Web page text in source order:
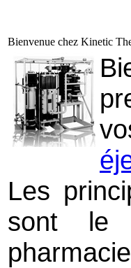
Bienvenue chez Kinetic
Les
sont le